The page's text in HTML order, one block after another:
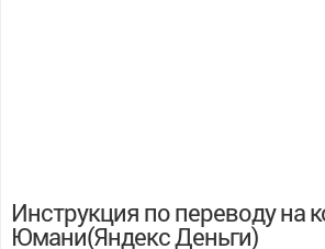
Инструкция по переводу на
Юмани(Яндекс Деньги)